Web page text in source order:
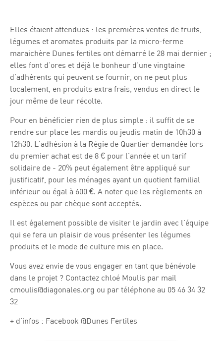
Elles étaient attendues : les premières ventes de fruits,
légumes et aromates produits par la micro-ferme
maraichère Dunes fertiles ont démarré le 28 mai dernier ;
elles font d’ores et déjà le bonheur d’une vingtaine
d’adhérents qui peuvent se fournir, on ne peut plus
localement, en produits extra frais, vendus en direct le
jour même de leur récolte.
Pour en bénéficier rien de plus simple : il suffit de se
rendre sur place les mardis ou jeudis matin de 10h30 à
12h30. L’adhésion à la Régie de Quartier demandée lors
du premier achat est de 8 € pour l’année et un tarif
solidaire de - 20% peut également être appliqué sur
justificatif, pour les ménages ayant un quotient familial
inférieur ou égal à 600 €. A noter que les règlements en
espèces ou par chèque sont acceptés.
Il est également possible de visiter le jardin avec l'équipe
qui se fera un plaisir de vous présenter les légumes
produits et le mode de culture mis en place.
Vous avez envie de vous engager en tant que bénévole
dans le projet ? Contactez chloé Moulis par mail
cmoulis@diagonales.org ou par téléphone au 05 46 34 32
32
+ d’infos : Facebook @Dunes Fertiles